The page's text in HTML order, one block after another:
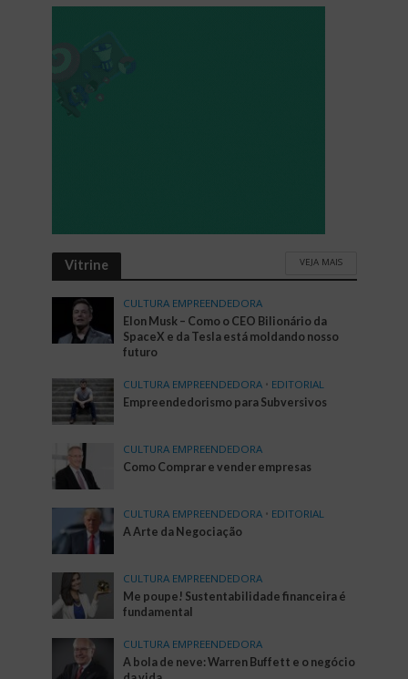
Vitrine VEJA MAIS
CULTURA EMPREENDEDORA
Elon Musk – Como o CEO Bilionário da
SpaceX e da Tesla está moldando nosso
futuro
CULTURA EMPREENDEDORA • EDITORIAL
Empreendedorismo para Subversivos
CULTURA EMPREENDEDORA
Como Comprar e vender empresas
CULTURA EMPREENDEDORA • EDITORIAL
A Arte da Negociação
CULTURA EMPREENDEDORA
Me poupe! Sustentabilidade financeira é
fundamental
CULTURA EMPREENDEDORA
A bola de neve: Warren Buffett e o negócio